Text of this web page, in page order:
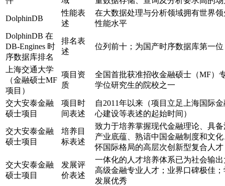
DolphinDB
性能表
述
在大数据处理与分析领域拥有世界
性能水平
DolphinDB 在
DB-Engines 时
序数据库排名
排名表
述
位列前十；为国产时序数据库第一位
上海交通大学
（金融硕士MF
项目）
项目资
质
全国首批获准招收金融硕士（MF）
学位研究生的院校之一
交大安泰金融
硕士项目
项目时
间表述
自2011年以来（项目立足上海国际
心建设等表述的起始时间）
交大安泰金融
硕士项目
培养目
标表述
致力于培养掌握现代金融理论、具
产业底蕴、熟谙中国金融制度和文
怀国际格局的高层次创新型复合人才
交大安泰金融
硕士项目
发展评
价表述
一体化的人才培养体系已为社会输
高级金融专业人才；业界口碑极佳
发展优秀